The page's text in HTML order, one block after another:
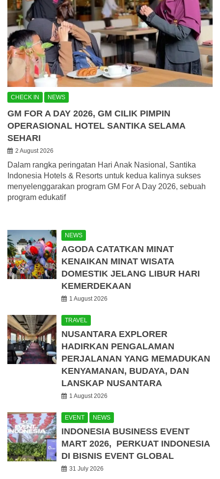
CHECK IN NEWS
GM FOR A DAY 2026, GM CILIK PIMPIN
OPERASIONAL HOTEL SANTIKA SELAMA
SEHARI
2 August 2026
Dalam rangka peringatan Hari Anak Nasional, Santika
Indonesia Hotels & Resorts untuk kedua kalinya sukses
menyelenggarakan program GM For A Day 2026, sebuah
program edukatif
NEWS
AGODA CATATKAN MINAT
KENAIKAN MINAT WISATA
DOMESTIK JELANG LIBUR HARI
KEMERDEKAAN
1 August 2026
TRAVEL
NUSANTARA EXPLORER
HADIRKAN PENGALAMAN
PERJALANAN YANG MEMADUKAN
KENYAMANAN, BUDAYA, DAN
LANSKAP NUSANTARA
1 August 2026
EVENT NEWS
INDONESIA BUSINESS EVENT
MART 2026, PERKUAT INDONESIA
DI BISNIS EVENT GLOBAL
31 July 2026